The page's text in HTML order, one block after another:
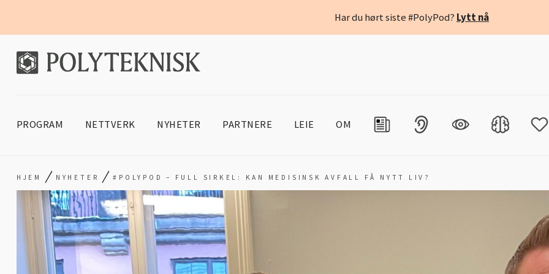
Har du hørt siste #PolyPod? Lytt nå
PROGRAM NETTVERK NYHETER PARTNERE LEIE OM
HJEM / NYHETER /#POLYPOD – FULL SIRKEL: KAN MEDISINSK AVFALL FÅ NYTT LIV?